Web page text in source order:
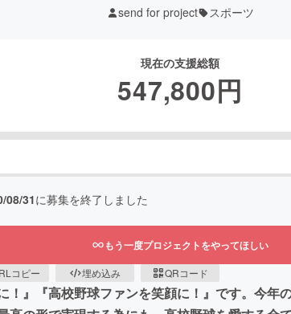
send for project スポーツ
現在の支援総額
547,800円
08/31に募集を終了しました
もう一度プロジェクトをやってほしい
コピー 埋め込み QRコード
』『高校野球ファンを笑顔に！』です。今